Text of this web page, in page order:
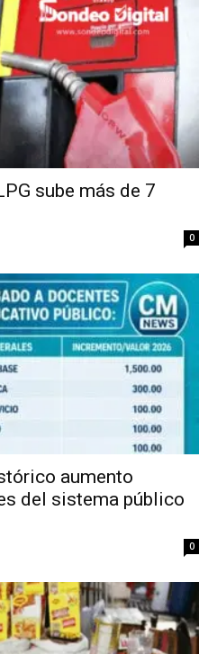
sube más de 7
0
aumento
del sistema público
0